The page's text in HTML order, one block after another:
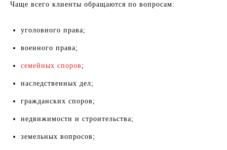
Чаще всего клиенты обращаются по вопросам:
уголовного права;
военного права;
семейных споров ;
наследственных дел;
гражданских споров;
недвижимости и строительства;
земельных вопросов;